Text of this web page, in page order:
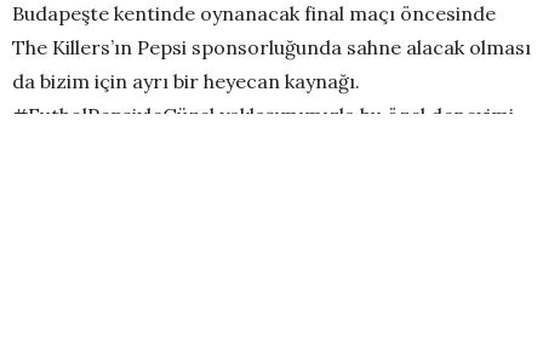
Budapeşte kentinde oynanacak final maçı öncesinde
The Killers’ın Pepsi sponsorluğunda sahne alacak olması
da bizim için ayrı bir heyecan kaynağı.
#FutbolPepsiyleGüzel yaklaşımımızla bu özel deneyimi